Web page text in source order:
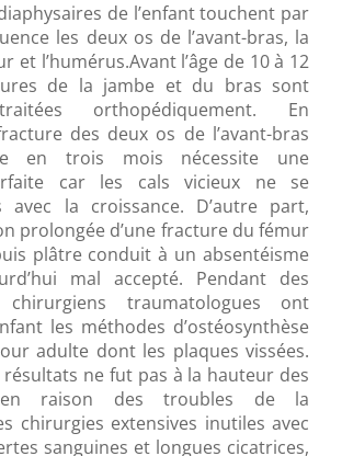
de l’enfant touchent par
les deux os de l’avant-bras, la
et l’humérus.Avant l’âge de 10 à 12
de la jambe et du bras sont
orthopédiquement. En
des deux os de l’avant-bras
en trois mois nécessite une
car les cals vicieux ne se
avec la croissance. D’autre part,
prolongée d’une fracture du fémur
plâtre conduit à un absentéisme
mal accepté. Pendant des
traumatologues ont
les méthodes d’ostéosynthèse
adulte dont les plaques vissées.
résultats ne fut pas à la hauteur des
en raison des troubles de la
chirurgies extensives inutiles avec
sanguines et longues cicatrices,